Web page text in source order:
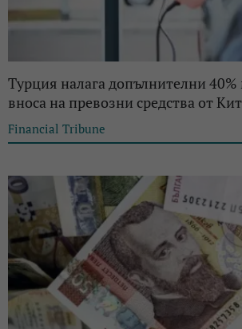
Турция налага допълнителни 40%
вноса на превозни средства от
Financial Tribune